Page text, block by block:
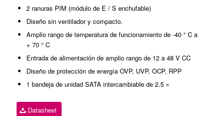
2 ranuras PIM (módulo de E / S enchufable)
Diseño sin ventilador y compacto.
Amplio rango de temperatura de funcionamiento de -40 ° C a
+ 70 ° C
Entrada de alimentación de amplio rango de 12 a 48 V CC
Diseño de protección de energía OVP, UVP, OCP, RPP
1 bandeja de unidad SATA intercambiable de 2.5 «
Datasheet